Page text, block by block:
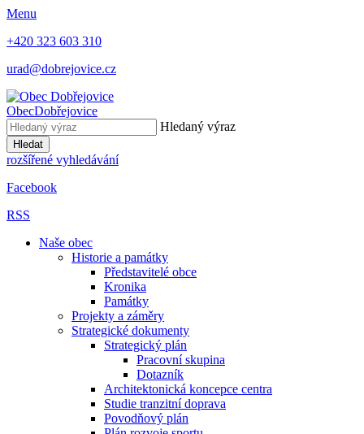
Menu
+420 323 603 310
urad@dobrejovice.cz
ObecDobřejovice
Hledaný výraz
Hledat
rozšířené vyhledávání
Facebook
RSS
Naše obec
Historie a památky
Představitelé obce
Kronika
Památky
Projekty a záměry
Strategické dokumenty
Strategický plán
Pracovní skupina
Dotazník
Architektonická koncepce centra
Studie tranzitní doprava
Povodňový plán